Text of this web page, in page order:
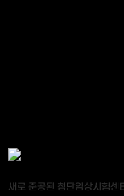
새로 준공된 첨단임상시험센